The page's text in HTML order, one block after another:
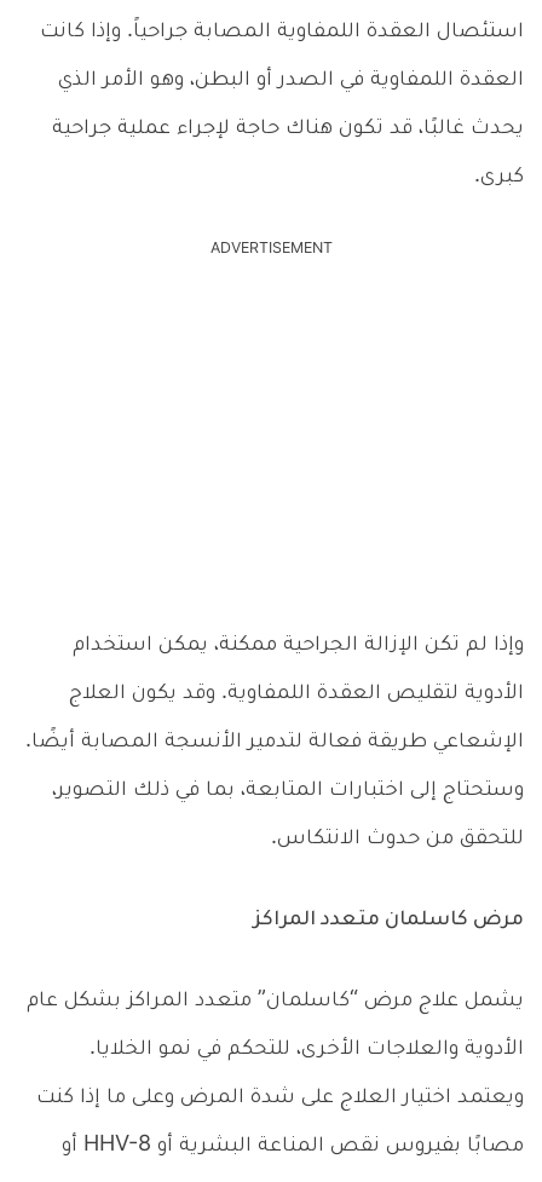
استئصال العقدة اللمفاوية المصابة جراحياً. وإذا كانت
العقدة اللمفاوية في الصدر أو البطن، وهو الأمر الذي
يحدث غالبًا، قد تكون هناك حاجة لإجراء عملية جراحية
كبرى.
ADVERTISEMENT
وإذا لم تكن الإزالة الجراحية ممكنة، يمكن استخدام
الأدوية لتقليص العقدة اللمفاوية. وقد يكون العلاج
الإشعاعي طريقة فعالة لتدمير الأنسجة المصابة أيضًا.
وستحتاج إلى اختبارات المتابعة، بما في ذلك التصوير،
للتحقق من حدوث الانتكاس.
مرض كاسلمان متعدد المراكز
يشمل علاج مرض “كاسلمان” متعدد المراكز بشكل عام
الأدوية والعلاجات الأخرى، للتحكم في نمو الخلايا.
ويعتمد اختيار العلاج على شدة المرض وعلى ما إذا كنت
مصابًا بفيروس نقص المناعة البشرية أو HHV-8 أو